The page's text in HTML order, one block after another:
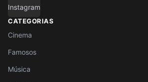
Instagram
CATEGORIAS
Cinema
Famosos
Música